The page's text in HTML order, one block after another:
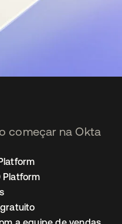
começar na Okta
Platform